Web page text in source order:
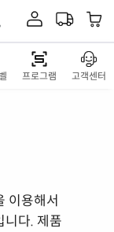
프로그램 고객센터
이용해서
니다. 제품